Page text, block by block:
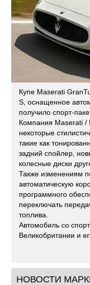
Купе Maserati
S, оснащенное
получило спорт-
Компания Maserati /
некоторые
такие как
задний спойлер,
колесные диски
Также изменениям
автоматическую
программного
переключать
топлива.
Автомобиль со
Великобритании и
НОВОСТИ